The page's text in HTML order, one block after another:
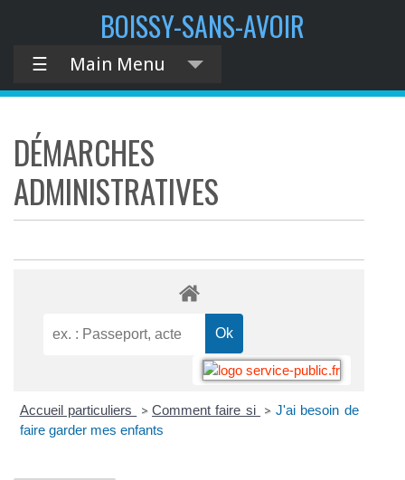
BOISSY-SANS-AVOIR
☰ Main Menu
DÉMARCHES
ADMINISTRATIVES
Accueil particuliers > Comment faire si > J'ai besoin de
faire garder mes enfants